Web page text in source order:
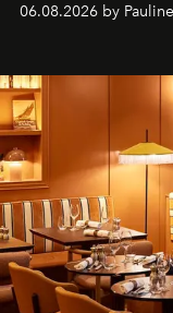
06.08.2026 by